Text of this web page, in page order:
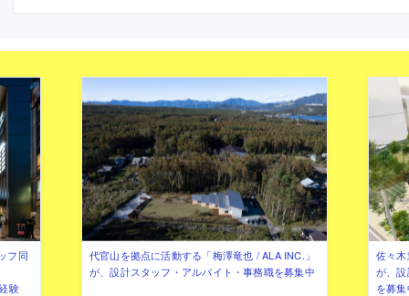
フ同
験
代官山を拠点に活動する「梅澤竜也 / ALA INC.」
が、設計スタッフ・アルバイト・事務職を募集中
佐々
が、
を募